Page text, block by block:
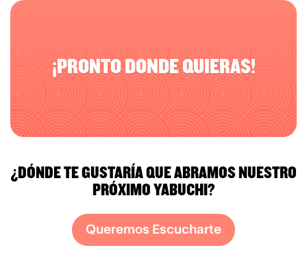
¡PRONTO DONDE QUIERAS!
¿DÓNDE TE GUSTARÍA QUE ABRAMOS NUESTRO
PRÓXIMO YABUCHI?
Queremos Escucharte